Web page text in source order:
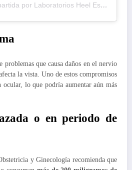
Una publicación compartida por Laboratorios Heel España (@heelspain)
problemas que causa daños en el nervio
la vista. Uno de estos compromisos
ocular, lo que podría aumentar aún más
o en periodo de
y Ginecología recomienda que